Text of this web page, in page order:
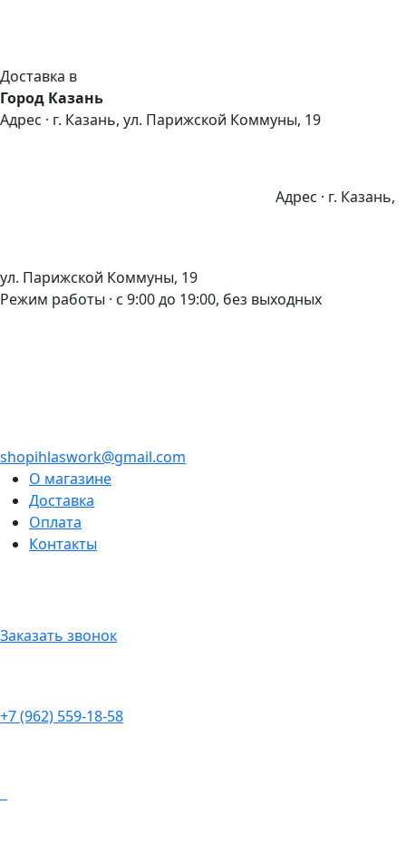
Доставка в
Город Казань
Адрес · г. Казань, ул. Парижской Коммуны, 19
Адрес · г. Казань,
ул. Парижской Коммуны, 19
Режим работы · с 9:00 до 19:00, без выходных
shopihlaswork@gmail.com
О магазине
Доставка
Оплата
Контакты
Заказать звонок
+7 (962) 559-18-58